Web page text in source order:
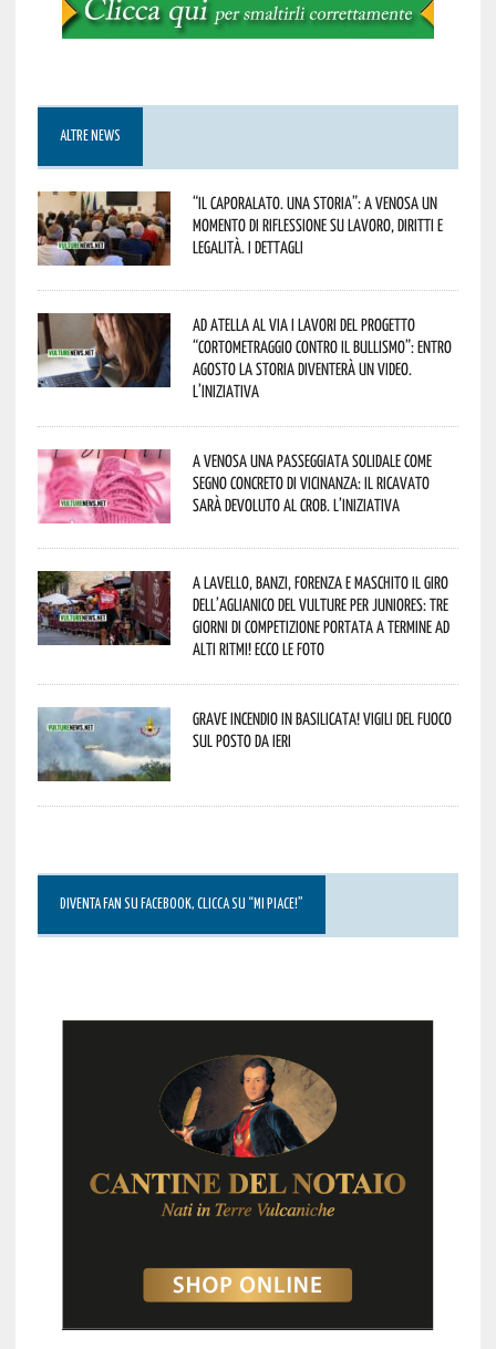
ALTRE NEWS
“Il caporalato. Una storia”: a Venosa un
momento di riflessione su lavoro, diritti e
legalità. I dettagli
Ad Atella al via i lavori del progetto
“Cortometraggio contro il bullismo”: entro
agosto la storia diventerà un video.
L’iniziativa
A Venosa una passeggiata solidale come
segno concreto di vicinanza: il ricavato
sarà devoluto al CROB. L’iniziativa
A Lavello, Banzi, Forenza e Maschito il Giro
dell’Aglianico del Vulture per juniores: tre
giorni di competizione portata a termine ad
alti ritmi! Ecco le foto
Grave incendio in Basilicata! Vigili del fuoco
sul posto da ieri
DIVENTA FAN SU FACEBOOK, CLICCA SU “MI PIACE!”